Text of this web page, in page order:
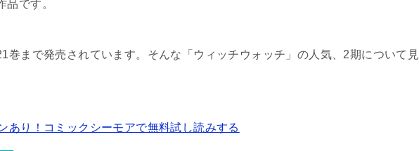
品です。
巻まで発売されています。そんな「ウィッチウォッチ」の人気、2期について見
あり！コミックシーモアで無料試し読みする